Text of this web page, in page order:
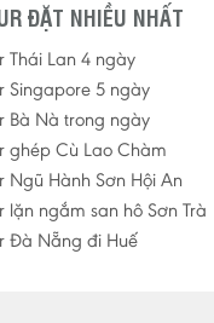
ĐẶT NHIỀU NHẤT
Thái Lan 4 ngày
Singapore 5 ngày
Bà Nà trong ngày
ghép Cù Lao Chàm
Ngũ Hành Sơn Hội An
lặn ngắm san hô Sơn Trà
Đà Nẵng đi Huế